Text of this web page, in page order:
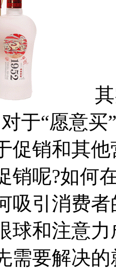
其实
于“愿意
促销和其
销呢?如何
引消费者
和注意力
需要解决